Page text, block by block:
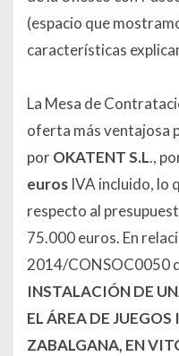
(espacio que
características
La Mesa de
oferta más ventajosa
porOKATENT S.L.,
euros IVA incluido, lo
respecto al
75.000 euros. En
2014/CONSOC0050
INSTALACIÓN DE
EL ÁREA DE
ZABALGANA, EN